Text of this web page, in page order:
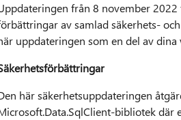
från 8 november
av samlad säkerhets-
uppdateringen som en del av
här säkerhetsuppdateringen
bibliotek